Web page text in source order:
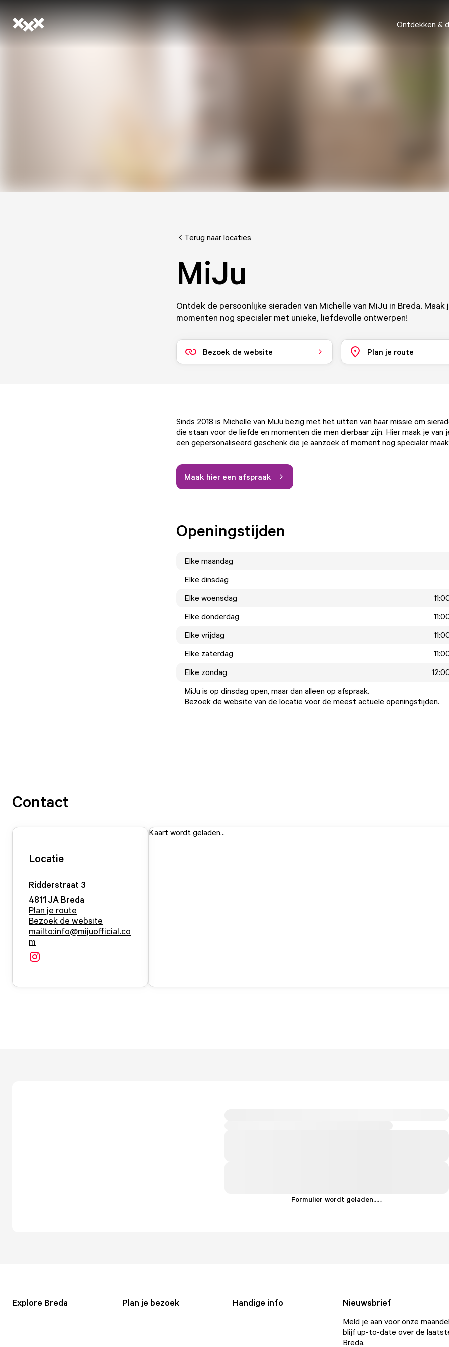
Ontdekken &
Terug naar locaties
MiJu
Ontdek de persoonlijke sieraden van Michelle van MiJu in Breda. Maak
momenten nog specialer met unieke, liefdevolle ontwerpen!
Bezoek de website Plan je route
Sinds 2018 is Michelle van MiJu bezig met het uitten van haar missie om
die staan voor de liefde en momenten die men dierbaar zijn. Hier maak je van
een gepersonaliseerd geschenk die je aanzoek of moment nog specialer
Maak hier een afspraak
Openingstijden
Elke maandag
Elke dinsdag
Elke woensdag
Elke donderdag
Elke vrijdag
Elke zaterdag
Elke zondag
MiJu is op dinsdag open, maar dan alleen op afspraak.
Bezoek de website van de locatie voor de meest actuele openingstijden.
Contact
Locatie
Ridderstraat 3
4811 JA Breda
Plan je route
Bezoek de website
mailto:info@mijuofficial.co
m
Kaart wordt geladen...
Formulier wordt geladen......
Explore Breda Plan je bezoek Handige info Nieuwsbrief
Meld je aan voor onze
blijf up-to-date over de
Breda.